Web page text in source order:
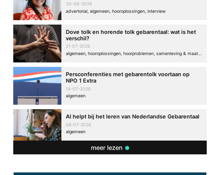
30-06-2026
advertorial, algemeen, hooroplossingen, interview
Dove tolk en horende tolk gebarentaal: wat is het
verschil?
21-07-2026
Persconferenties met gebarentolk voortaan op
NPO 1 Extra
14-07-2026
algemeen
AI helpt bij het leren van Nederlandse Gebarentaal
08-07-2026
algemeen
meer lezen